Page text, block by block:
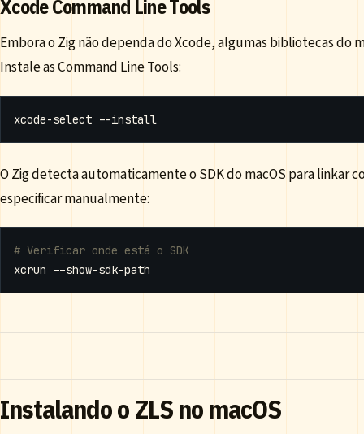
Xcode Command Line Tools
Embora o Zig não dependa do Xcode, algumas bibliotecas do
Instale as Command Line Tools:
O Zig detecta automaticamente o SDK do macOS para linkar
especificar manualmente:
# Verificar onde está o SDK
Instalando o ZLS no macOS